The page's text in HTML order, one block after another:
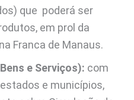
que poderá ser
em prol da
Franca de Manaus.
e Serviços): com
e municípios,